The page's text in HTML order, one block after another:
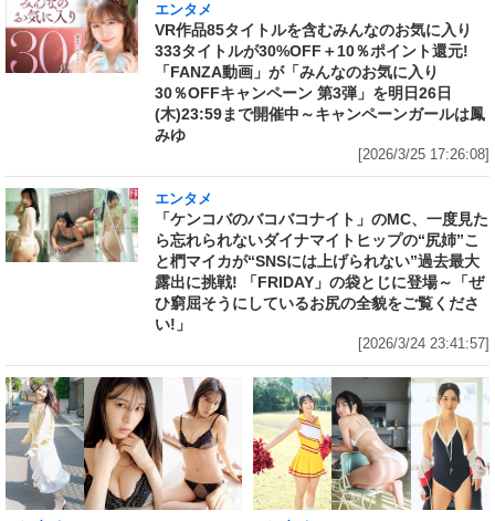
エンタメ
VR作品85タイトルを含むみんなのお気に入り
333タイトルが30%OFF＋10％ポイント還元!
「FANZA動画」が「みんなのお気に入り
30％OFFキャンペーン 第3弾」を明日26日
(木)23:59まで開催中～キャンペーンガールは鳳
みゆ
[2026/3/25 17:26:08]
エンタメ
「ケンコバのバコバコナイト」のMC、一度見た
ら忘れられないダイナマイトヒップの“尻姉”こ
と椚マイカが“SNSには上げられない”過去最大
露出に挑戦! 「FRIDAY」の袋とじに登場～「ぜ
ひ窮屈そうにしているお尻の全貌をご覧くださ
い!」
[2026/3/24 23:41:57]